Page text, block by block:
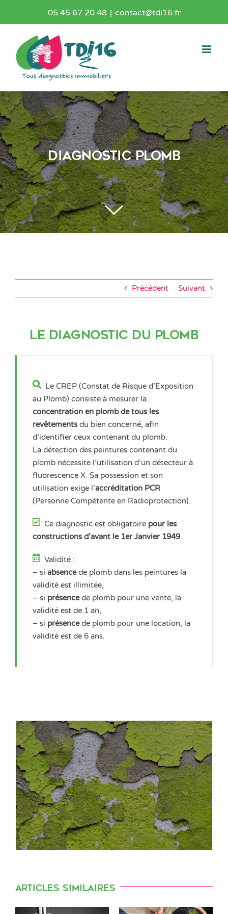
05 45 67 20 48 | contact@tdi16.fr
Diagnostic Plomb
Précédent Suivant
Le diagnostic du plomb
Le CREP (Constat de Risque d’Exposition
au Plomb) consiste à mesurer la
concentration en plomb de tous les
revêtementsdu bien concerné, afin
d’identifier ceux contenant du plomb.
La détection des peintures contenant du
plomb nécessite l’utilisation d’un détecteur à
fluorescence X. Sa possession et son
utilisation exige l’accréditation PCR
(Personne Compétente en Radioprotection).
Ce diagnostic est obligatoire pour les
constructions d’avant le 1er Janvier 1949.
Validité :
– si absence de plomb dans les peintures la
validité est illimitée,
– si présence de plomb pour une vente, la
validité est de 1 an,
– si présencede plomb pour une location, la
validité est de 6 ans.
Articles similaires